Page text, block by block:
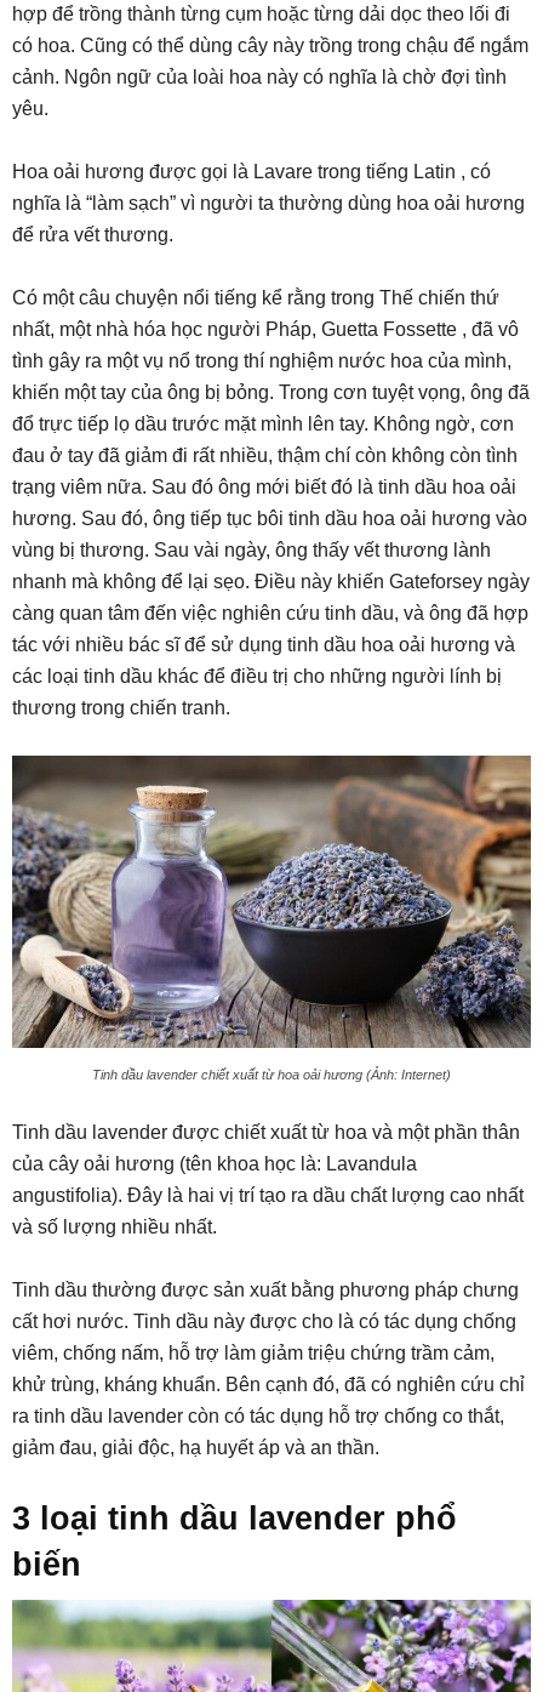
hợp để trồng thành từng cụm hoặc từng dải dọc theo lối đi
có hoa. Cũng có thể dùng cây này trồng trong chậu để ngắm
cảnh. Ngôn ngữ của loài hoa này có nghĩa là chờ đợi tình
yêu.
Hoa oải hương được gọi là Lavare trong tiếng Latin , có
nghĩa là “làm sạch” vì người ta thường dùng hoa oải hương
để rửa vết thương.
Có một câu chuyện nổi tiếng kể rằng trong Thế chiến thứ
nhất, một nhà hóa học người Pháp, Guetta Fossette , đã vô
tình gây ra một vụ nổ trong thí nghiệm nước hoa của mình,
khiến một tay của ông bị bỏng. Trong cơn tuyệt vọng, ông đã
đổ trực tiếp lọ dầu trước mặt mình lên tay. Không ngờ, cơn
đau ở tay đã giảm đi rất nhiều, thậm chí còn không còn tình
trạng viêm nữa. Sau đó ông mới biết đó là tinh dầu hoa oải
hương. Sau đó, ông tiếp tục bôi tinh dầu hoa oải hương vào
vùng bị thương. Sau vài ngày, ông thấy vết thương lành
nhanh mà không để lại sẹo. Điều này khiến Gateforsey ngày
càng quan tâm đến việc nghiên cứu tinh dầu, và ông đã hợp
tác với nhiều bác sĩ để sử dụng tinh dầu hoa oải hương và
các loại tinh dầu khác để điều trị cho những người lính bị
thương trong chiến tranh.
Tinh dầu lavender chiết xuất từ hoa oải hương (Ảnh: Internet)
Tinh dầu lavender được chiết xuất từ hoa và một phần thân
của cây oải hương (tên khoa học là: Lavandula
angustifolia). Đây là hai vị trí tạo ra dầu chất lượng cao nhất
và số lượng nhiều nhất.
Tinh dầu thường được sản xuất bằng phương pháp chưng
cất hơi nước. Tinh dầu này được cho là có tác dụng chống
viêm, chống nấm, hỗ trợ làm giảm triệu chứng trầm cảm,
khử trùng, kháng khuẩn. Bên cạnh đó, đã có nghiên cứu chỉ
ra tinh dầu lavender còn có tác dụng hỗ trợ chống co thắt,
giảm đau, giải độc, hạ huyết áp và an thần.
3 loại tinh dầu lavender phổ
biến